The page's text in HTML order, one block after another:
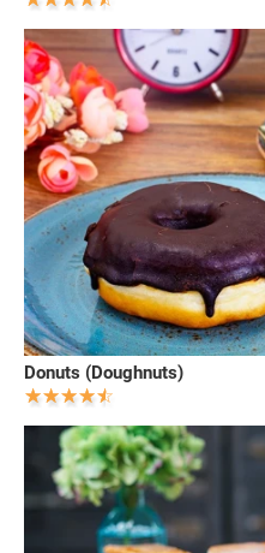
Donuts (Doughnuts)